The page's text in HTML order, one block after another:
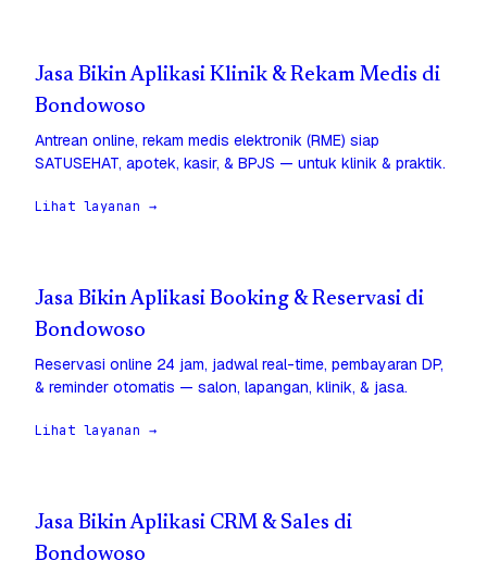
Jasa Bikin Aplikasi Klinik & Rekam Medis di
Bondowoso
Antrean online, rekam medis elektronik (RME) siap
SATUSEHAT, apotek, kasir, & BPJS — untuk klinik & praktik.
Lihat layanan →
Jasa Bikin Aplikasi Booking & Reservasi di
Bondowoso
Reservasi online 24 jam, jadwal real-time, pembayaran DP,
& reminder otomatis — salon, lapangan, klinik, & jasa.
Lihat layanan →
Jasa Bikin Aplikasi CRM & Sales di
Bondowoso